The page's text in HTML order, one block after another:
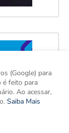
(Google) para
é feito para
Ao acessar,
Saiba Mais